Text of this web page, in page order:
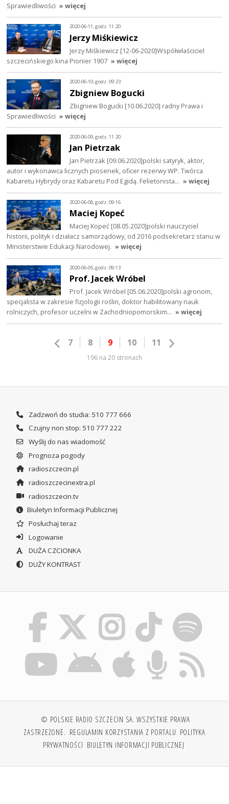
Sprawiedliwości » więcej
2020-06-11, godz. 11:20
Jerzy Miśkiewicz
Jerzy Miśkiewicz [12-06-2020]Współwłaściciel
szczecińskiego kina Pionier 1907 » więcej
2020-06-10, godz. 09:23
Zbigniew Bogucki
Zbigniew Bogucki [10.06.2020] radny Prawa i
Sprawiedliwości » więcej
2020-06-09, godz. 11:20
Jan Pietrzak
Jan Pietrzak [09.06.2020]polski satyryk, aktor,
autor i wykonawca licznych piosenek, oficer rezerwy WP. Twórca
Kabaretu Hybrydy oraz Kabaretu Pod Egidą. Felietonista… » więcej
2020-06-08, godz. 09:16
Maciej Kopeć
Maciej Kopeć [08.05.2020]polski nauczyciel
historii, polityk i działacz samorządowy, od 2016 podsekretarz stanu w
Ministerstwie Edukacji Narodowej. » więcej
2020-06-05, godz. 09:13
Prof. Jacek Wróbel
Prof. Jacek Wróbel [05.06.2020]polski agronom,
specjalista w zakresie fizjologii roślin, doktor habilitowany nauk
rolniczych, profesor uczelni w Zachodniopomorskim… » więcej
7 8 9 10 11
196 na 20 stronach
Zadzwoń do studia: 510 777 666
Czujny non stop: 510 777 222
Wyślij do nas wiadomość
Prognoza pogody
radioszczecin.pl
radioszczecinextra.pl
radioszczecin.tv
Biuletyn Informacji Publicznej
Posłuchaj teraz
Logowanie
DUŻA CZCIONKA
DUŻY KONTRAST
© POLSKIE RADIO SZCZECIN SA. WSZYSTKIE PRAWA
ZASTRZEŻONE. REGULAMIN KORZYSTANIA Z PORTALU POLITYKA
PRYWATNOŚCI BIULETYN INFORMACJI PUBLICZNEJ